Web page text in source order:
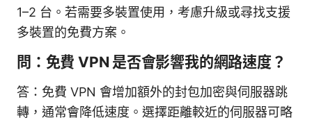
1–2 台。若需要多裝置使用，考慮升級或尋找支援
多裝置的免費方案。
問：免費 VPN 是否會影響我的網路速度？
答：免費 VPN 會增加額外的封包加密與伺服器跳
轉，通常會降低速度。選擇距離較近的伺服器可略